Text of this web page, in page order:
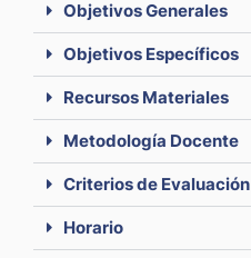
Objetivos Generales
Objetivos Específicos
Recursos Materiales
Metodología Docente
Criterios de Evaluación
Horario